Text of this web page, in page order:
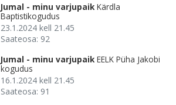
Jumal - minu varjupaik Kärdla
Baptistikogudus
23.1.2024 kell 21.45
Saateosa: 92
Jumal - minu varjupaik EELK Püha Jakobi
kogudus
16.1.2024 kell 21.45
Saateosa: 91